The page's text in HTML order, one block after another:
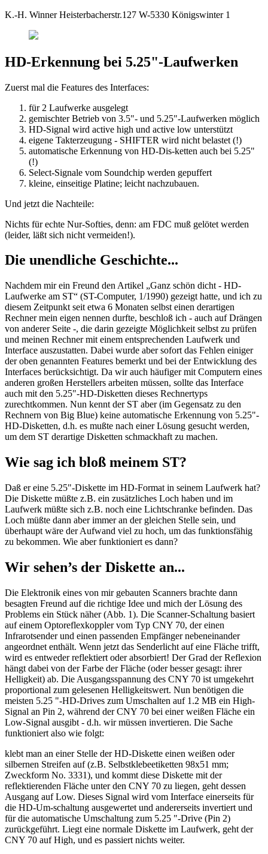
K.-H. Winner Heisterbacherstr.127 W-5330 Königswinter 1
HD-Erkennung bei 5.25"-Laufwerken
Zuerst mal die Features des Interfaces:
für 2 Laufwerke ausgelegt
gemischter Betrieb von 3.5"- und 5.25"-Laufwerken möglich
HD-Signal wird active high und active low unterstützt
eigene Takterzeugung - SHIFTER wird nicht belastet (!)
automatische Erkennung von HD-Dis-ketten auch bei 5.25"
(!)
Select-Signale vom Soundchip werden gepuffert
kleine, einseitige Platine; leicht nachzubauen.
Und jetzt die Nachteile:
Nichts für echte Nur-Softies, denn: am FDC muß gelötet werden
(leider, läßt sich nicht vermeiden!).
Die unendliche Geschichte...
Nachdem mir ein Freund den Artikel „Ganz schön dicht - HD-
Laufwerke am ST“ (ST-Computer, 1/1990) gezeigt hatte, und ich zu
diesem Zeitpunkt seit etwa 6 Monaten selbst einen derartigen
Rechner mein eigen nennen durfte, beschloß ich - auch auf Drängen
von anderer Seite -, die darin gezeigte Möglichkeit selbst zu prüfen
und meinen Rechner mit einem entsprechenden Laufwerk und
Interface auszustatten. Dabei wurde aber sofort das Fehlen einiger
der oben genannten Features bemerkt und bei der Entwicklung des
Interfaces berücksichtigt. Da wir auch häufiger mit Computern eines
anderen großen Herstellers arbeiten müssen, sollte das Interface
auch mit den 5.25"-HD-Disketten dieses Rechnertyps
zurechtkommen. Nun kennt der ST aber (im Gegensatz zu den
Rechnern von Big Blue) keine automatische Erkennung von 5.25"-
HD-Disketten, d.h. es mußte nach einer Lösung gesucht werden,
um dem ST derartige Disketten schmackhaft zu machen.
Wie sag ich bloß meinem ST?
Daß er eine 5.25"-Diskette im HD-Format in seinem Laufwerk hat?
Die Diskette müßte z.B. ein zusätzliches Loch haben und im
Laufwerk müßte sich z.B. noch eine Lichtschranke befinden. Das
Loch müßte dann aber immer an der gleichen Stelle sein, und
überhaupt wäre der Aufwand viel zu hoch, um das funktionsfähig
zu bekommen. Wie aber funktioniert es dann?
Wir sehen’s der Diskette an...
Die Elektronik eines von mir gebauten Scanners brachte dann
besagten Freund auf die richtige Idee und mich der Lösung des
Problems ein Stück näher (Abb. 1). Die Scanner-Schaltung basiert
auf einem Optoreflexkoppler vom Typ CNY 70, der einen
Infrarotsender und einen passenden Empfänger nebeneinander
angeordnet enthält. Wenn jetzt das Senderlicht auf eine Fläche trifft,
wird es entweder reflektiert oder absorbiert! Der Grad der Reflexion
hängt dabei von der Farbe der Fläche (oder besser gesagt: ihrer
Helligkeit) ab. Die Ausgangsspannung des CNY 70 ist umgekehrt
proportional zum gelesenen Helligkeitswert. Nun benötigen die
meisten 5.25 "-HD-Drives zum Umschalten auf 1.2 MB ein High-
Signal an Pin 2, während der CNY 70 bei einer weißen Fläche ein
Low-Signal ausgibt - d.h. wir müssen invertieren. Die Sache
funktioniert also wie folgt:
klebt man an einer Stelle der HD-Diskette einen weißen oder
silbernen Streifen auf (z.B. Selbstklebeetiketten 98x51 mm;
Zweckform No. 3331), und kommt diese Diskette mit der
reflektierenden Fläche unter den CNY 70 zu liegen, geht dessen
Ausgang auf Low. Dieses Signal wird vom Interface einerseits für
die HD-Um-schaltung ausgewertet und andererseits invertiert und
für die automatische Umschaltung zum 5.25 "-Drive (Pin 2)
zurückgeführt. Liegt eine normale Diskette im Laufwerk, geht der
CNY 70 auf High, und es passiert nichts weiter.